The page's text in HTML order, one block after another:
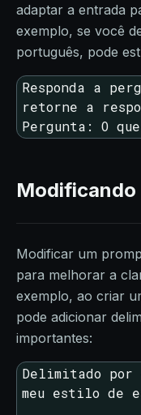
adaptar a entrada
exemplo, se você
português, pode
Responda a
retorne a
Pergunta: O
Modificando
Modificar um
para melhorar a
exemplo, ao criar
pode adicionar
importantes:
Delimitado por
meu estilo de